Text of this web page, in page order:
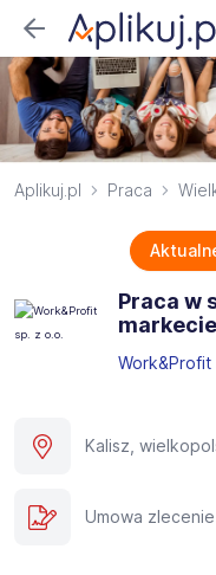
Aplikuj.pl Praca
Praca w
Kalisz,
Umowa zlecenie